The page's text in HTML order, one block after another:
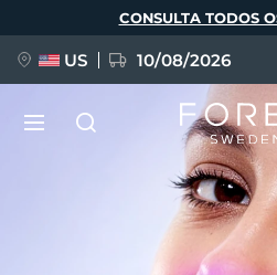
principal
CONSULTA TODOS
US 10/08/2026
BREAKING NEWS